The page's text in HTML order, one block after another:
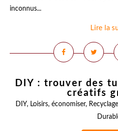
inconnus...
Lire la
DIY : trouver des
créatifs
DIY, Loisirs, économiser, Recyclage